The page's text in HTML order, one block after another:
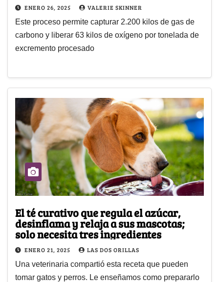
ENERO 26, 2025 VALERIE SKINNER
Este proceso permite capturar 2.200 kilos de gas de
carbono y liberar 63 kilos de oxígeno por tonelada de
excremento procesado
El té curativo que regula el azúcar,
desinflama y relaja a sus mascotas;
solo necesita tres ingredientes
ENERO 21, 2025 LAS DOS ORILLAS
Una veterinaria compartió esta receta que pueden
tomar gatos y perros. Le enseñamos como prepararlo